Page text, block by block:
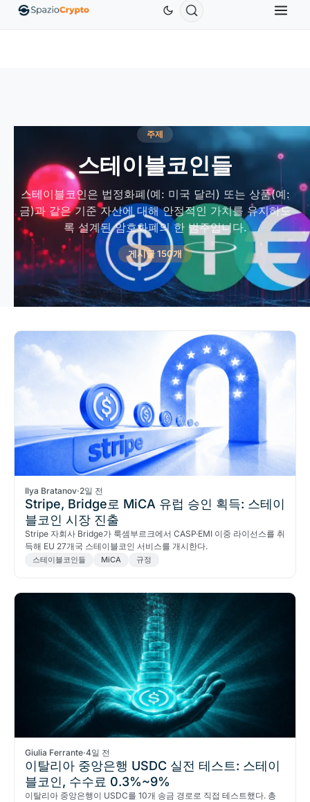
EthereumETHUS$1,880.58 TetherUSDT ↑0.00%
주제
스테이블코인들
스테이블코인은 법정화폐(예: 미국 달러) 또는 상품(예:
금)과 같은 기준 자산에 대해 안정적인 가치를 유지하도
록 설계된 암호화폐의 한 범주입니다.
게시글 150개
Ilya Bratanov·2일 전
Stripe, Bridge로 MiCA 유럽 승인 획득: 스테이
블코인 시장 진출
Stripe 자회사 Bridge가 룩셈부르크에서 CASP·EMI 이중 라이선스를 취
득해 EU 27개국 스테이블코인 서비스를 개시한다.
스테이블코인들 MiCA 규정
Giulia Ferrante·4일 전
이탈리아 중앙은행 USDC 실전 테스트: 스테이
블코인, 수수료 0.3%~9%
이탈리아 중앙은행이 USDC를 10개 송금 경로로 직접 테스트했다. 총